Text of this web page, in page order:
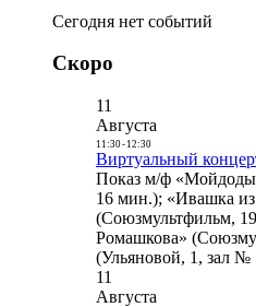
Сегодня нет событий
Скоро
11
Августа
11:30- 12:30
Виртуальный
Показ м/ф
16 мин.); «Ивашка
(Союзмультфильм,
Ромашкова»
(Ульяновой, 1, зал №
11
Августа